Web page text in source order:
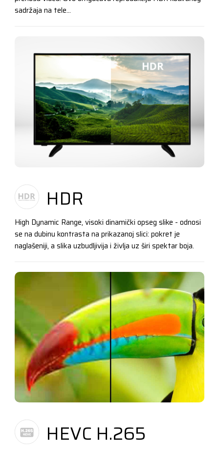
sadržaja na tele...
HDR
High Dynamic Range, visoki dinamički opseg slike - odnosi
se na dubinu kontrasta na prikazanoj slici: pokret je
naglašeniji, a slika uzbudljivija i življa uz širi spektar boja.
HEVC H.265